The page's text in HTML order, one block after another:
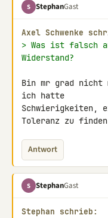
S StephanGast
Axel Schwenke
> Was ist falsch
Widerstand?
Bin mr grad nicht
ich hatte
Schwierigkeiten,
Toleranz zu
Antwort
S StephanGast
Stephan schrieb: